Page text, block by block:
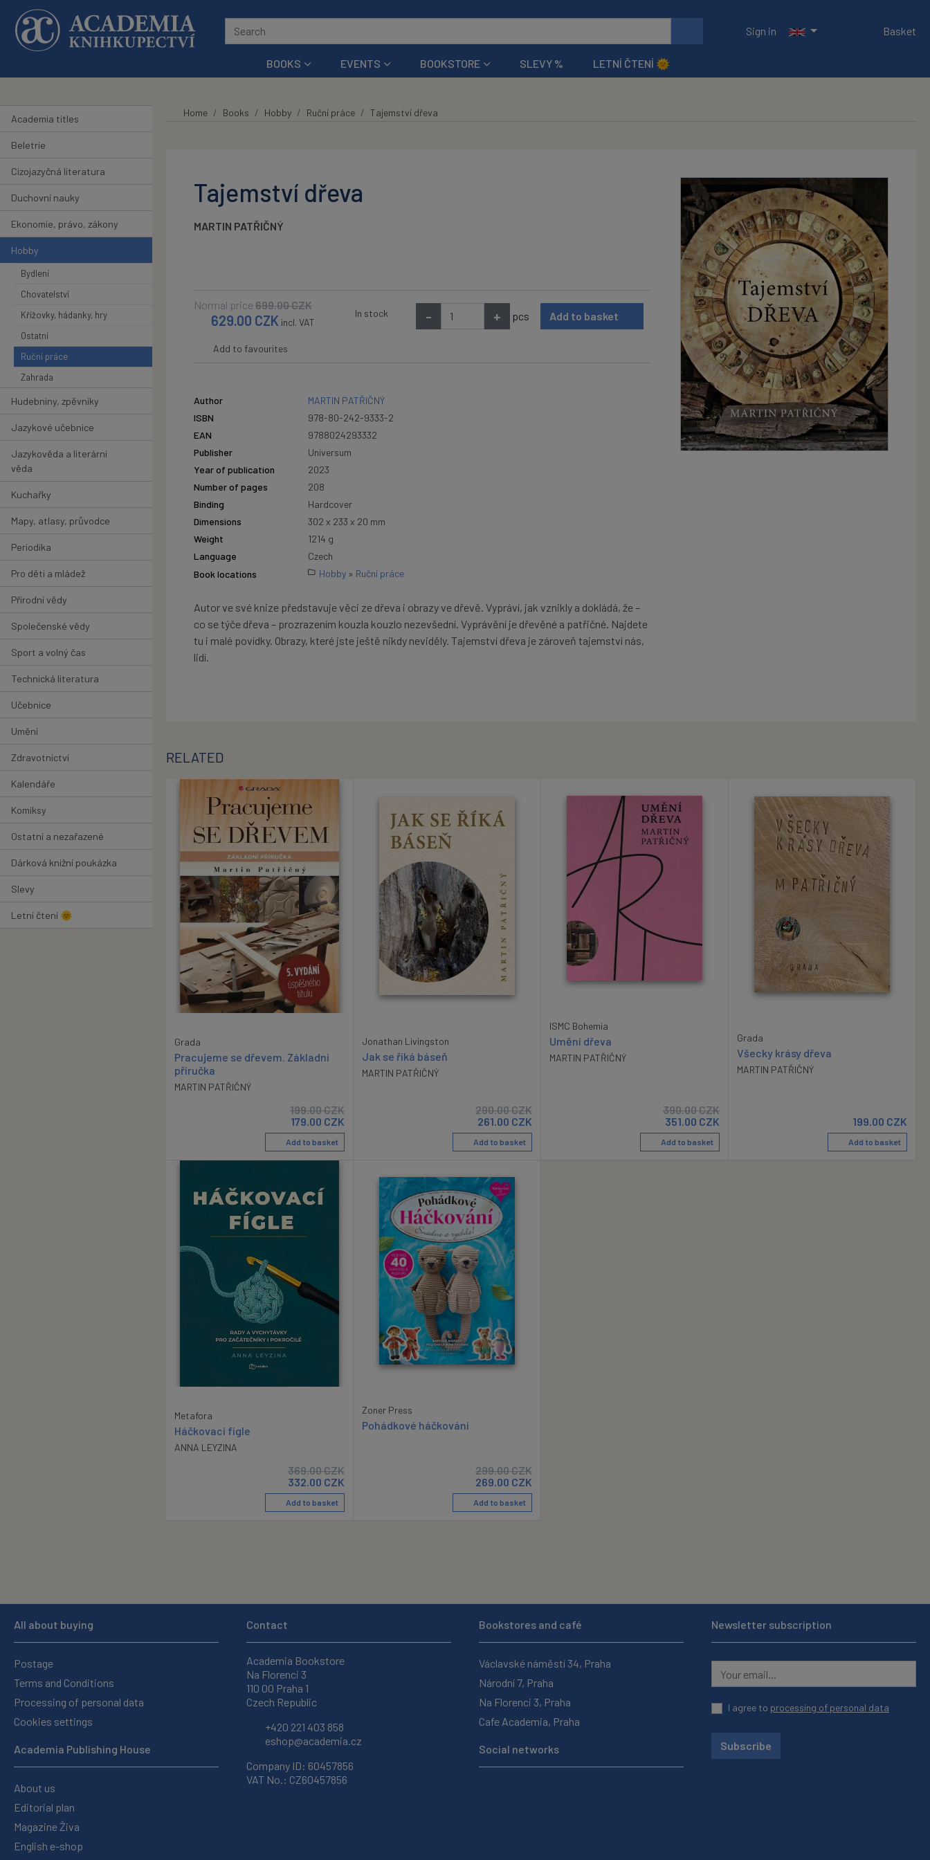
Skip to main content
Sign in
Basket
BOOKS EVENTS BOOKSTORE SLEVY % LETNÍ ČTENÍ 🌞
Academia titles
Beletrie
Cizojazyčná literatura
Duchovní nauky
Ekonomie, právo, zákony
Hobby
Bydlení
Chovatelství
Křížovky, hádanky, hry
Ostatní
Ruční práce
Zahrada
Hudebniny, zpěvníky
Jazykové učebnice
Jazykověda a literární
věda
Kuchařky
Mapy, atlasy, průvodce
Periodika
Pro děti a mládež
Přírodní vědy
Společenské vědy
Sport a volný čas
Technická literatura
Učebnice
Umění
Zdravotnictví
Kalendáře
Komiksy
Ostatní a nezařazené
Dárková knižní poukázka
Slevy
Letní čtení 🌞
Home Books Hobby Ruční práce Tajemství dřeva
Tajemství dřeva
MARTIN PATŘIČNÝ
Normal price 699.00CZK
629.00 CZK incl. VAT
In stock - + pcs Add to basket
Add to favourites
Author
MARTIN PATŘIČNÝ
ISBN
978-80-242-9333-2
EAN
9788024293332
Publisher
Universum
Year of publication
2023
Number of pages
208
Binding
Hardcover
Dimensions
302 x 233 x 20 mm
Weight
1214 g
Language
Czech
Book locations
Hobby » Ruční práce
Autor ve své knize představuje věci ze dřeva i obrazy ve dřevě. Vypráví, jak vznikly a dokládá, že –
co se týče dřeva – prozrazením kouzla kouzlo nezevšední. Vyprávění je dřevěné a patřičné. Najdete
tu i malé povídky. Obrazy, které jste ještě nikdy neviděly. Tajemství dřeva je zároveň tajemství nás,
lidí.
RELATED
Grada
Pracujeme se dřevem. Základní
příručka
MARTIN PATŘIČNÝ
199.00CZK
179.00 CZK
Add to basket
Jonathan Livingston
Jak se říká báseň
MARTIN PATŘIČNÝ
290.00CZK
261.00 CZK
Add to basket
ISMC Bohemia
Umění dřeva
MARTIN PATŘIČNÝ
390.00CZK
351.00 CZK
Add to basket
Grada
Všecky krásy dřeva
MARTIN PATŘIČNÝ
199.00 CZK
Add to basket
Metafora
Háčkovací fígle
ANNA LEYZINA
369.00CZK
332.00 CZK
Add to basket
Zoner Press
Pohádkové háčkování
299.00CZK
269.00 CZK
Add to basket
All about buying
Postage
Terms and Conditions
Processing of personal data
Cookies settings
Academia Publishing House
About us
Editorial plan
Magazine Živa
English e-shop
Contact
Academia Bookstore
Na Florenci 3
110 00 Praha 1
Czech Republic
+420 221 403 858
eshop@academia.cz
Company ID: 60457856
VAT No.: CZ60457856
Bookstores and café
Václavské náměstí 34, Praha
Národní 7, Praha
Na Florenci 3, Praha
Cafe Academia, Praha
Social networks
Newsletter subscription
I agree to processing of personal data
Subscribe